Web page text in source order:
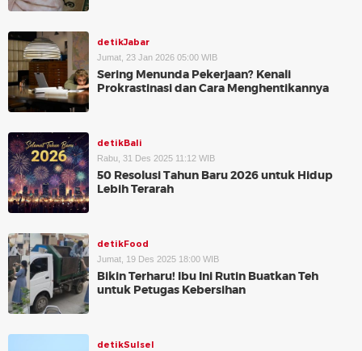
detikJabar
Jumat, 23 Jan 2026 05:00 WIB
Sering Menunda Pekerjaan? Kenali
Prokrastinasi dan Cara Menghentikannya
detikBali
Rabu, 31 Des 2025 11:12 WIB
50 Resolusi Tahun Baru 2026 untuk Hidup
Lebih Terarah
detikFood
Jumat, 19 Des 2025 18:00 WIB
Bikin Terharu! Ibu Ini Rutin Buatkan Teh
untuk Petugas Kebersihan
detikSulsel